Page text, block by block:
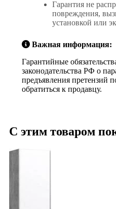
Гарантия не
повреждения,
установкой или
Важная информация:
Гарантийные
законодательства РФ о
предъявления претензий
обратиться к продавцу.
С этим товаром